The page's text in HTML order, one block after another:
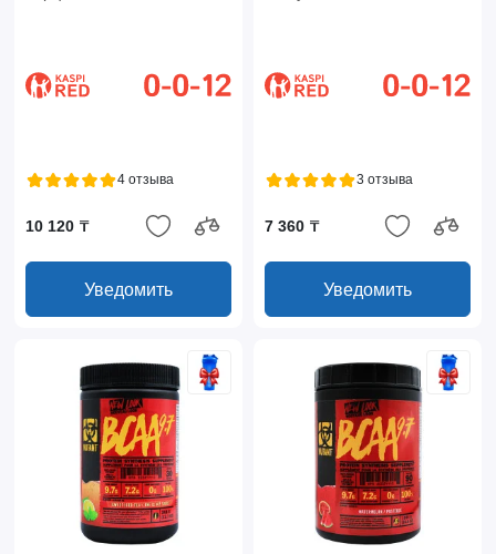
4 отзыва
10 120 ₸
Уведомить
3 отзыва
7 360 ₸
Уведомить